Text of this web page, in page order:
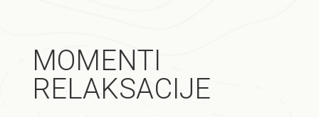
MOMENTI
RELAKSACIJE